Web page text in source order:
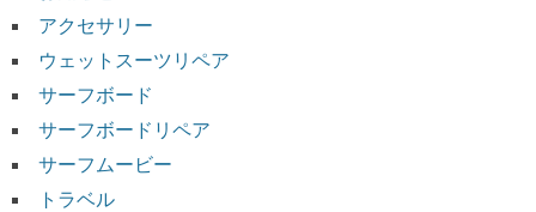
アクセサリー
ウェットスーツリペア
サーフボード
サーフボードリペア
サーフムービー
トラベル